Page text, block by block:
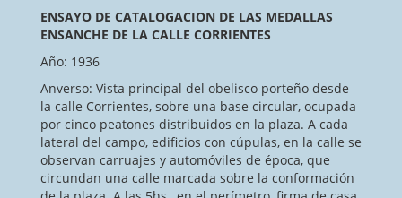
ENSAYO DE CATALOGACION DE LAS MEDALLAS
ENSANCHE DE LA CALLE CORRIENTES
Año: 1936
Anverso: Vista principal del obelisco porteño desde
la calle Corrientes, sobre una base circular, ocupada
por cinco peatones distribuidos en la plaza. A cada
lateral del campo, edificios con cúpulas, en la calle se
observan carruajes y automóviles de época, que
circundan una calle marcada sobre la conformación